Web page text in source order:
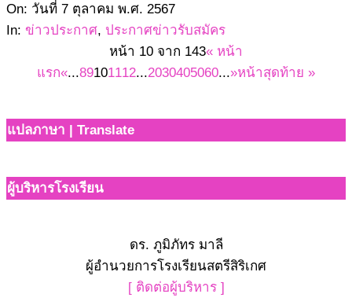
2567-
10-
On: วันที่ 7 ตุลาคม พ.ศ. 2567
In: ข่าวประกาศ, ประกาศข่าวรับสมัคร
หน้า 10 จาก 143« หน้า
แรก«...89101112...2030405060...»หน้าสุดท้าย »
แปลภาษา | Translate
ผู้บริหารโรงเรียน
ดร. ภูมิภัทร มาลี
ผู้อำนวยการโรงเรียนสตรีสิริเกศ
[ ติดต่อผู้บริหาร ]